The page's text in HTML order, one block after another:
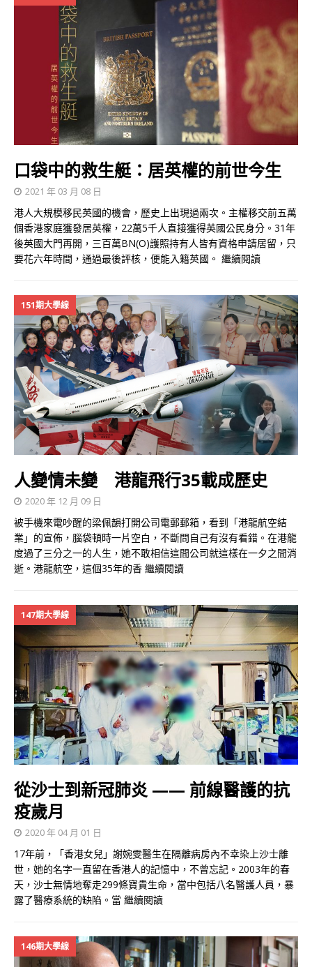
口袋中的救生艇：居英權的前世今生
2021 年 03 月 08 日
港人大規模移民英國的機會，歷史上出現過兩次。主權移交前五萬
個香港家庭獲發居英權，22萬5千人直接獲得英國公民身分。31年
後英國大門再開，三百萬BN(O)護照持有人皆有資格申請居留，只
要花六年時間，通過最後評核，便能入籍英國。 繼續閱讀
151期大學線
人變情未變 港龍飛行35載成歷史
2020 年 12 月 09 日
被手機來電吵醒的梁佩韻打開公司電郵郵箱，看到「港龍航空結
業」的宣佈，腦袋頓時一片空白，不斷問自己有沒有看錯。在港龍
度過了三分之一的人生，她不敢相信這間公司就這樣在一夕之間消
逝。港龍航空，這個35年的香 繼續閱讀
147期大學線
從沙士到新冠肺炎 —— 前線醫護的抗
疫歲月
2020 年 04 月 01 日
17年前，「香港女兒」謝婉雯醫生在隔離病房內不幸染上沙士離
世，她的名字一直留在香港人的記憶中，不曾忘記。2003年的春
天，沙士無情地奪走299條寶貴生命，當中包括八名醫護人員，暴
露了醫療系統的缺陷。當 繼續閱讀
146期大學線